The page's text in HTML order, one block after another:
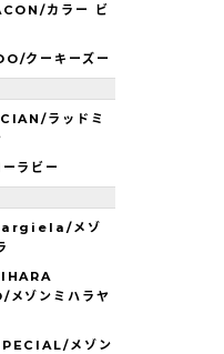
カラー ビ
クーキーズー
ラッドミ
ラビー
メゾ
ゾンミハラヤ
メゾン